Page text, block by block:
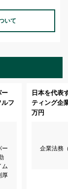
いて
ー
ルフ
ー
ム
厚
日本を代表
ティング企
万円
企業法務